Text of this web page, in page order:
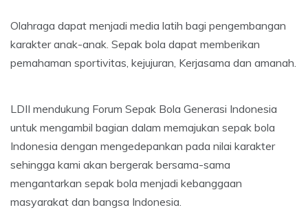
Olahraga dapat menjadi media latih bagi pengembangan
karakter anak-anak. Sepak bola dapat memberikan
pemahaman sportivitas, kejujuran, Kerjasama dan amanah.
LDII mendukung Forum Sepak Bola Generasi Indonesia
untuk mengambil bagian dalam memajukan sepak bola
Indonesia dengan mengedepankan pada nilai karakter
sehingga kami akan bergerak bersama-sama
mengantarkan sepak bola menjadi kebanggaan
masyarakat dan bangsa Indonesia.